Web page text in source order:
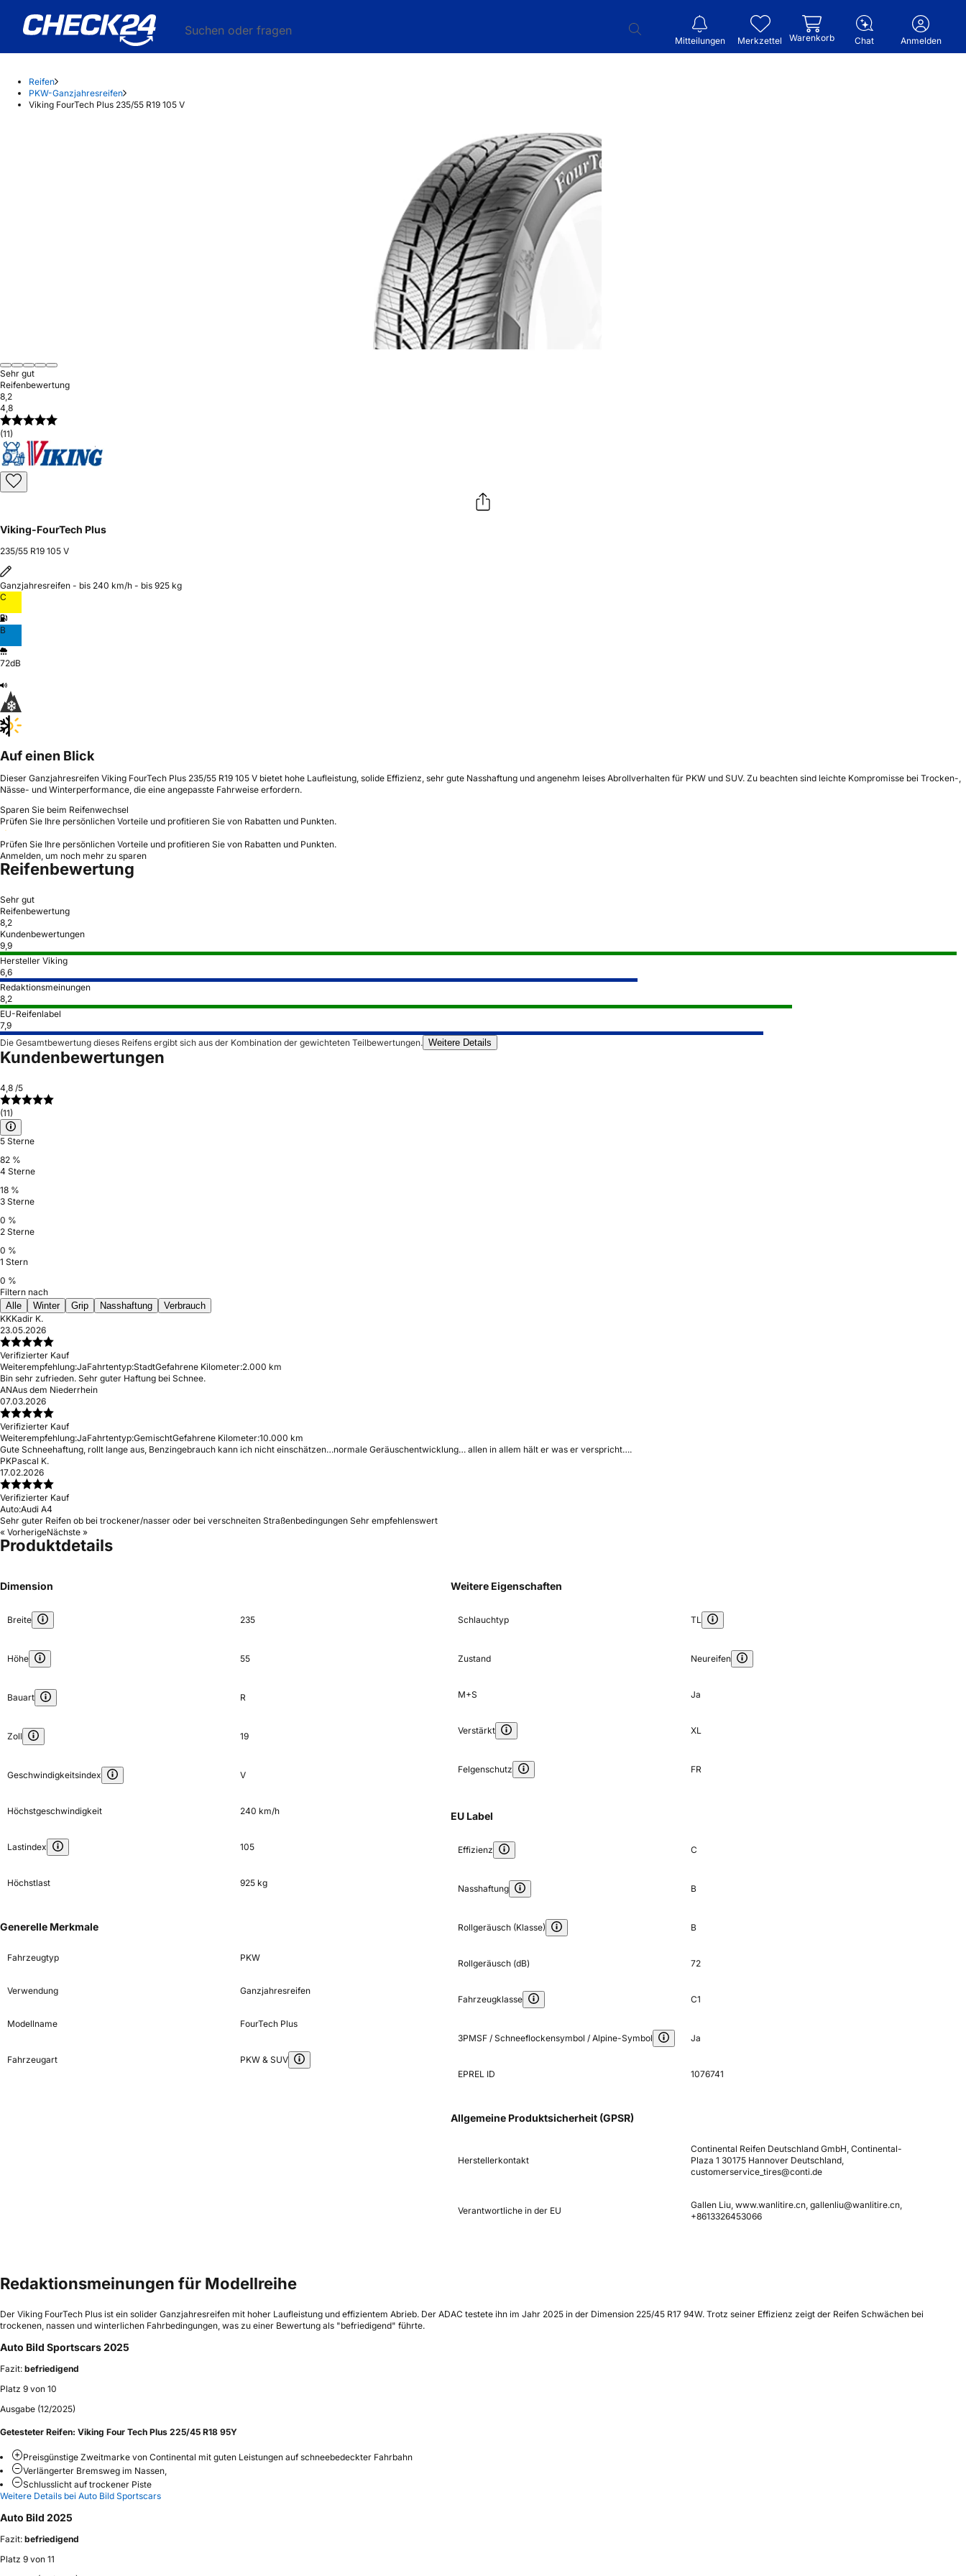
Suchen oder fragen
Mitteilungen Merkzettel Warenkorb Chat Anmelden
Reifen
PKW-Ganzjahresreifen
Viking FourTech Plus 235/55 R19 105 V
Sehr gut
Reifenbewertung
8,2
4,8
(11)
Viking-FourTech Plus
235/55 R19 105 V
Ganzjahresreifen - bis 240 km/h - bis 925 kg
C
B
72dB
Auf einen Blick
Dieser Ganzjahresreifen Viking FourTech Plus 235/55 R19 105 V bietet hohe Laufleistung, solide Effizienz, sehr gute Nasshaftung und angenehm leises Abrollverhalten für PKW und SUV. Zu beachten sind leichte Kompromisse bei Trocken-,
Nässe- und Winterperformance, die eine angepasste Fahrweise erfordern.
Sparen Sie beim Reifenwechsel
Prüfen Sie Ihre persönlichen Vorteile und profitieren Sie von Rabatten und Punkten.
Prüfen Sie Ihre persönlichen Vorteile und profitieren Sie von Rabatten und Punkten.
Anmelden, um noch mehr zu sparen
Reifenbewertung
Sehr gut
Reifenbewertung
8,2
Kundenbewertungen
9,9
Hersteller Viking
6,6
Redaktionsmeinungen
8,2
EU-Reifenlabel
7,9
Die Gesamtbewertung dieses Reifens ergibt sich aus der Kombination der gewichteten Teilbewertungen. Weitere Details
Kundenbewertungen
4,8 /5
(11)
5 Sterne
82 %
4 Sterne
18 %
3 Sterne
0 %
2 Sterne
0 %
1 Stern
0 %
Filtern nach
Alle
Winter Grip Nasshaftung
Verbrauch
KKKadir K.
23.05.2026
Verifizierter Kauf
Weiterempfehlung:JaFahrtentyp:StadtGefahrene Kilometer:2.000 km
Bin sehr zufrieden. Sehr guter Haftung bei Schnee.
ANAus dem Niederrhein
07.03.2026
Verifizierter Kauf
Weiterempfehlung:JaFahrtentyp:GemischtGefahrene Kilometer:10.000 km
Gute Schneehaftung, rollt lange aus, Benzingebrauch kann ich nicht einschätzen…normale Geräuschentwicklung… allen in allem hält er was er verspricht….
PKPascal K.
17.02.2026
Verifizierter Kauf
Auto:Audi A4
Sehr guter Reifen ob bei trockener/nasser oder bei verschneiten Straßenbedingungen Sehr empfehlenswert
« VorherigeNächste »
Produktdetails
Dimension
Breite 235
Höhe 55
Bauart R
Zoll 19
Geschwindigkeitsindex V
Höchstgeschwindigkeit 240 km/h
Lastindex 105
Höchstlast 925 kg
Generelle Merkmale
Fahrzeugtyp PKW
Verwendung Ganzjahresreifen
Modellname FourTech Plus
Fahrzeugart PKW & SUV
Weitere Eigenschaften
Schlauchtyp TL
Zustand Neureifen
M+S Ja
Verstärkt XL
Felgenschutz FR
EU Label
Effizienz C
Nasshaftung B
Rollgeräusch (Klasse) B
Rollgeräusch (dB) 72
Fahrzeugklasse C1
3PMSF / Schneeflockensymbol / Alpine-Symbol Ja
EPREL ID 1076741
Allgemeine Produktsicherheit (GPSR)
Herstellerkontakt
Continental Reifen Deutschland GmbH, Continental-
Plaza 1 30175 Hannover Deutschland,
customerservice_tires@conti.de
Verantwortliche in der EU
Gallen Liu, www.wanlitire.cn, gallenliu@wanlitire.cn,
+8613326453066
Redaktionsmeinungen für Modellreihe
Der Viking FourTech Plus ist ein solider Ganzjahresreifen mit hoher Laufleistung und effizientem Abrieb. Der ADAC testete ihn im Jahr 2025 in der Dimension 225/45 R17 94W. Trotz seiner Effizienz zeigt der Reifen Schwächen bei
trockenen, nassen und winterlichen Fahrbedingungen, was zu einer Bewertung als "befriedigend" führte.
Auto Bild Sportscars 2025
Fazit: befriedigend
Platz 9 von 10
Ausgabe (12/2025)
Getesteter Reifen: Viking Four Tech Plus 225/45 R18 95Y
Preisgünstige Zweitmarke von Continental mit guten Leistungen auf schneebedeckter Fahrbahn
Verlängerter Bremsweg im Nassen,
Schlusslicht auf trockener Piste
Weitere Details bei Auto Bild Sportscars
Auto Bild 2025
Fazit: befriedigend
Platz 9 von 11